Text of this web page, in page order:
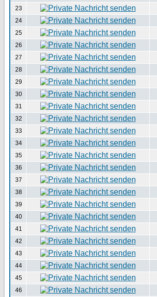
23
24
25
26
27
28
29
30
31
32
33
34
35
36
37
38
39
40
41
42
43
44
45
46